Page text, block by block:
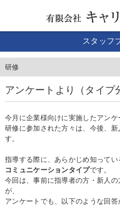
スタッフ
研修
アンケートより（タイプ
今月に企業様向けに実施したアンケ
研修に参加された方々は、今後、
す。
指導する際に、あらかじめ知ってい
コミュニケーションタイプです。
今回は、事前に指導者の方・新人
が、
アンケートでも、以下のような回答